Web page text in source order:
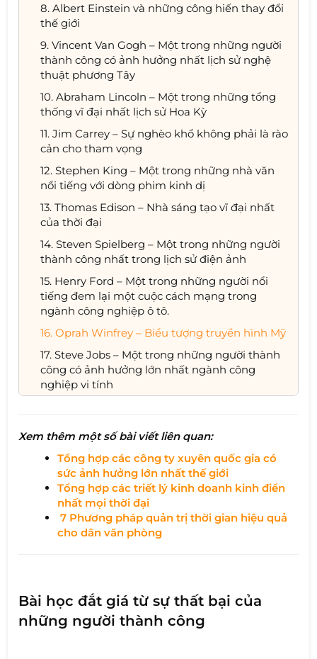
8. Albert Einstein và những công hiến thay đổi
thế giới
9. Vincent Van Gogh – Một trong những người
thành công có ảnh hưởng nhất lịch sử nghệ
thuật phương Tây
10. Abraham Lincoln – Một trong những tổng
thống vĩ đại nhất lịch sử Hoa Kỳ
11. Jim Carrey – Sự nghèo khổ không phải là rào
cản cho tham vọng
12. Stephen King – Một trong những nhà văn
nổi tiếng với dòng phim kinh dị
13. Thomas Edison – Nhà sáng tạo vĩ đại nhất
của thời đại
14. Steven Spielberg – Một trong những người
thành công nhất trong lịch sử điện ảnh
15. Henry Ford – Một trong những người nổi
tiếng đem lại một cuộc cách mạng trong
ngành công nghiệp ô tô.
16. Oprah Winfrey – Biểu tượng truyền hình Mỹ
17. Steve Jobs – Một trong những người thành
công có ảnh hưởng lớn nhất ngành công
nghiệp vi tính
Xem thêm một số bài viết liên quan:
Tổng hợp các công ty xuyên quốc gia có
sức ảnh hưởng lớn nhất thế giới
Tổng hợp các triết lý kinh doanh kinh điển
nhất mọi thời đại
7 Phương pháp quản trị thời gian hiệu quả
cho dân văn phòng
Bài học đắt giá từ sự thất bại của
những người thành công